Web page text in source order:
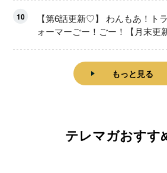
10
【第6話更新♡】 わんもあ！ト
ォーマーごー！ごー！【月末更
もっと見る
テレマガおすす